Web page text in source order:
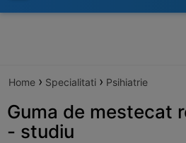
Home › Specialitati › Psihiatrie
Guma de mestecat
- studiu